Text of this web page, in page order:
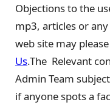
Objections to the
mp3, articles or
web site may
Us.The Relevant
Admin Team
if anyone spots a